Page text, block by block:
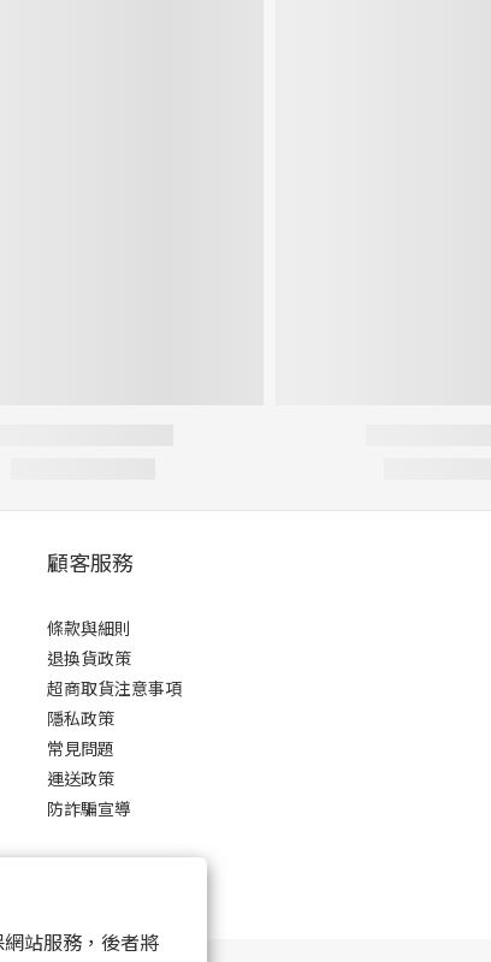
站服務，後者將
顧客服務
條款與細則
退換貨政策
超商取貨注意事項
隱私政策
常見問題
運送政策
防詐騙宣導